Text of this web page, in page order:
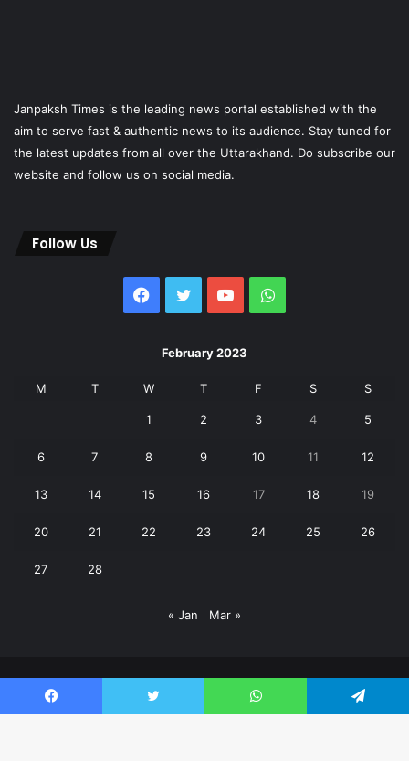
Janpaksh Times is the leading news portal established with the
aim to serve fast & authentic news to its audience. Stay tuned for
the latest updates from all over the Uttarakhand. Do subscribe our
website and follow us on social media.
Follow Us
Facebook
Twitter YouTubeWhatsApp
February 2023
M T W T F S S
1 2 3 4 5
6 7 8 9 10 11 12
13 14 15 16 17 18 19
20 21 22 23 24 25 26
27 28
« Jan Mar »
© Copyright 2026, All Rights Reserved | Janpaksh Times |
क्राइम
बड़ी खबर पर्यटन शिक्षा उत्तराखंड खेल वीडियो Contact Us
Facebook Twitter WhatsApp Telegram